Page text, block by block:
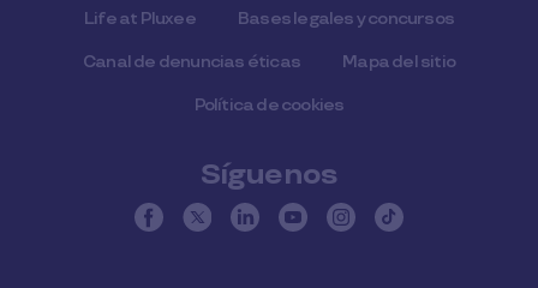
Life at Pluxee Bases legales y concursos
Canal de denuncias éticas Mapa del sitio
Política de cookies
Síguenos